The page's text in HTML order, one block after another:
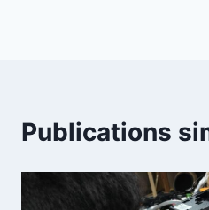
Publications